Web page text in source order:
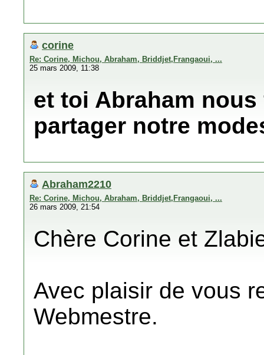
corine
Re: Corine, Michou, Abraham, Briddjet,Frangaoui, ...
25 mars 2009, 11:38
et toi Abraham
partager notre
Abraham2210
Re: Corine, Michou, Abraham, Briddjet,Frangaoui, ...
26 mars 2009, 21:54
Chère Corine et
Avec plaisir de vous
Webmestre.